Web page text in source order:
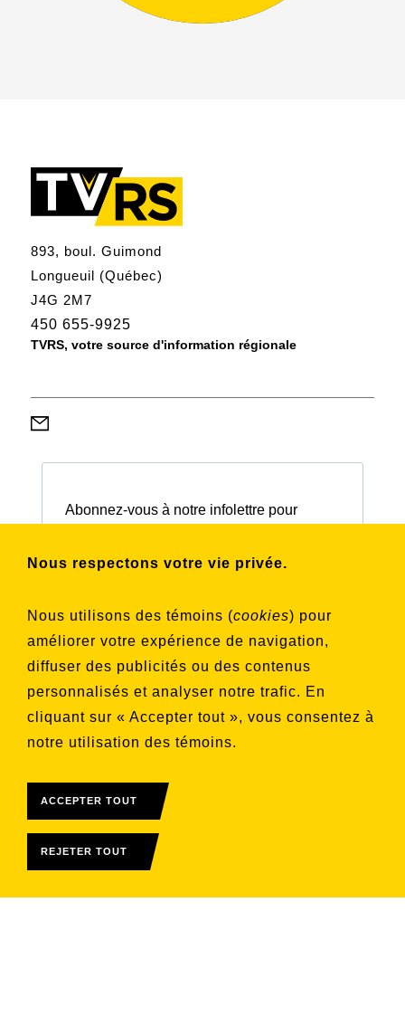
Nous respectons votre vie privée.
Nous utilisons des témoins (cookies) pour
améliorer votre expérience de navigation,
diffuser des publicités ou des contenus
personnalisés et analyser notre trafic. En
cliquant sur « Accepter tout », vous consentez à
notre utilisation des témoins.
ACCEPTER TOUT
REJETER TOUT
893, boul. Guimond
Longueuil (Québec)
J4G 2M7
450 655-9925
TVRS, votre source d'information régionale
Abonnez-vous à notre infolettre pour
souhaitez vous inscrire
Aucune liste sélectionnée
S'INSCRIRE